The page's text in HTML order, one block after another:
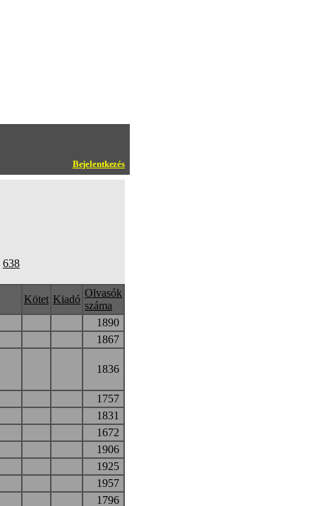
Bejelentkezés
638
Kötet Kiadó
Olvasók
száma
1890
1867
1836
1757
1831
1672
1906
1925
1957
1796